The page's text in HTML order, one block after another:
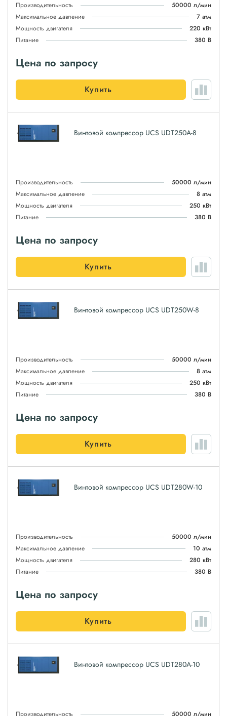
Производительность
50000 л/мин
Максимальное давление
7 атм
Мощность двигателя
220 кВт
Питание
380 В
Цена по запросу
Купить
Винтовой компрессор UCS UDT250A-8
Производительность
50000 л/мин
Максимальное давление
8 атм
Мощность двигателя
250 кВт
Питание
380 В
Цена по запросу
Купить
Винтовой компрессор UCS UDT250W-8
Производительность
50000 л/мин
Максимальное давление
8 атм
Мощность двигателя
250 кВт
Питание
380 В
Цена по запросу
Купить
Винтовой компрессор UCS UDT280W-10
Производительность
50000 л/мин
Максимальное давление
10 атм
Мощность двигателя
280 кВт
Питание
380 В
Цена по запросу
Купить
Винтовой компрессор UCS UDT280A-10
Производительность 50000 л/мин